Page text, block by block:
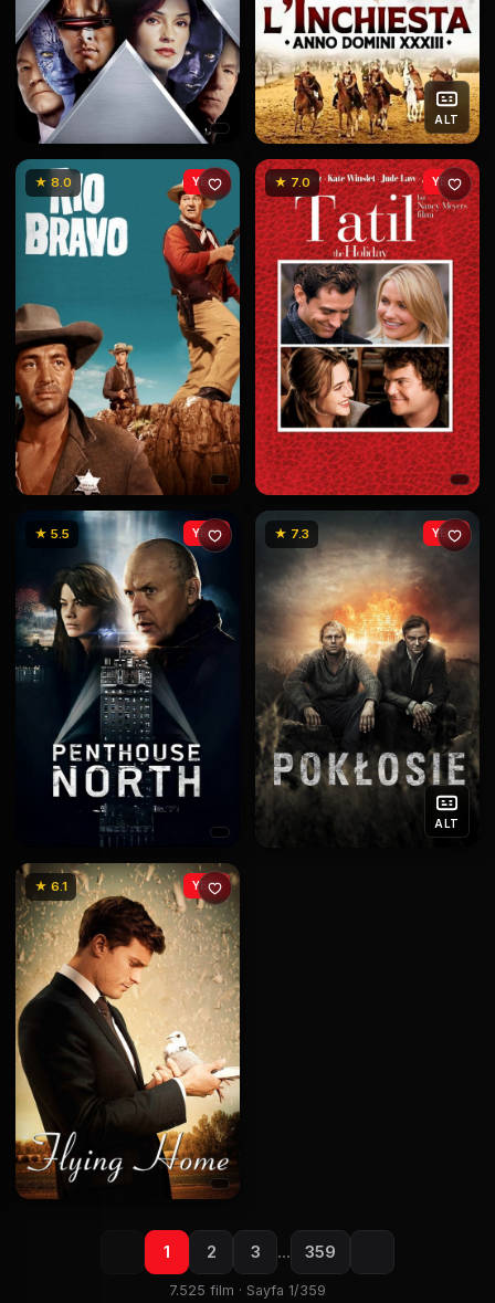
ALT
★ 8.0 YENİ ★ 7.0 YENİ
★ 5.5 YENİ ★ 7.3
ALT
YENİ
★ 6.1 YENİ
1 2 3 … 359
7.525 film · Sayfa 1/359